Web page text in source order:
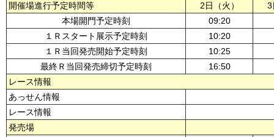
開催場進行予定時間等
2日（火）
3
本場開門予定時刻
09:20
１Ｒスタート展示予定時刻
10:20
１Ｒ当回発売開始予定時刻
10:25
最終Ｒ当回発売締切予定時刻
16:50
レース情報
あっせん情報
レース情報
発売場